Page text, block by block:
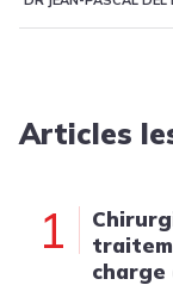
Articles
1